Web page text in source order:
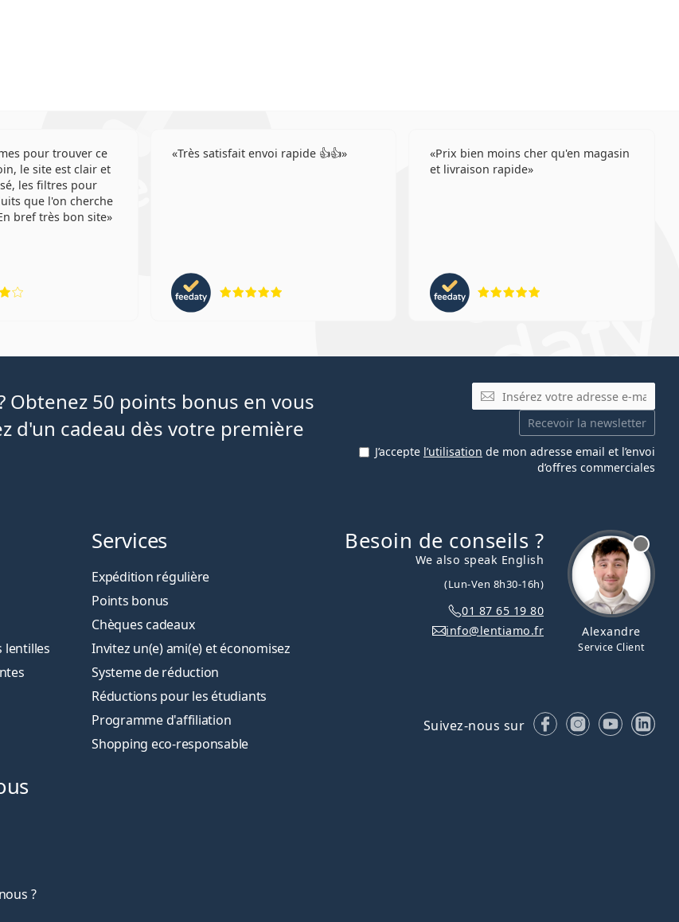
pour trouver ce
le site est clair et
les filtres pour
que l'on cherche
bref très bon site
Très satisfait envoi rapide 👍👍
Prix bien moins cher qu'en magasin
et livraison rapide
Obtenez 50 points bonus en vous
d'un cadeau dès votre première
E-mail
Recevoir la newsletter
J’accepte l’utilisation de mon adresse email et l’envoi
d’offres commerciales
Alexandre
Service Client
Besoin de conseils ?
We also speak English
(Lun-Ven 8h30-16h)
01 87 65 19 80
info@lentiamo.fr
lentilles
Services
Expédition régulière
Points bonus
Chèques cadeaux
Invitez un(e) ami(e) et économisez
Systeme de réduction
Réductions pour les étudiants
Programme d'affiliation
Shopping eco-responsable
?
Suivez-nous sur FacebookInstagram
YouTube